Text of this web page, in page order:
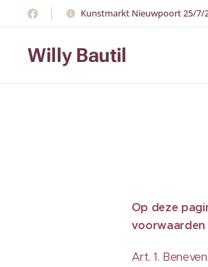
Kunstmarkt Nieuwpoort 25/7/
Willy Bautil
Op deze
voorwaarden
Art. 1.